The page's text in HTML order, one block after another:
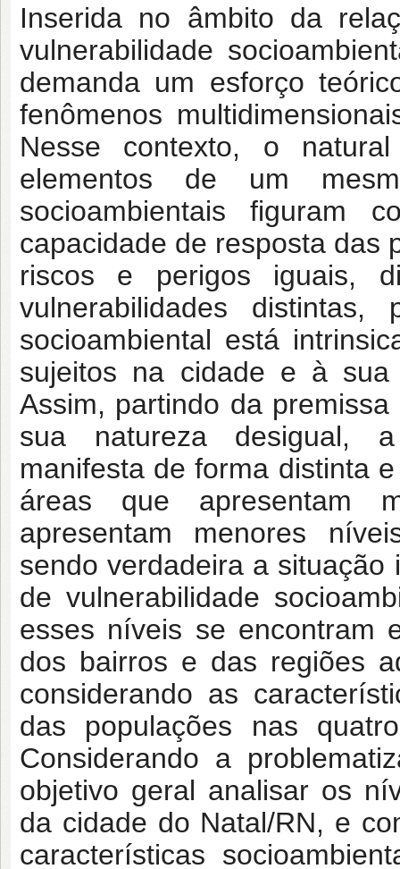
Inserida no âmbito da
vulnerabilidade
demanda um esforço
fenômenos
Nesse contexto, o
elementos de um
socioambientais figuram
capacidade de resposta das
riscos e perigos iguais,
vulnerabilidades
socioambiental está
sujeitos na cidade e à sua
Assim, partindo da
sua natureza desigual, a
manifesta de forma distinta
áreas que apresentam
apresentam menores
sendo verdadeira a
de vulnerabilidade
esses níveis se encontram
dos bairros e das regiões
considerando as
das populações nas
Considerando a
objetivo geral analisar os
da cidade do Natal/RN, e
características